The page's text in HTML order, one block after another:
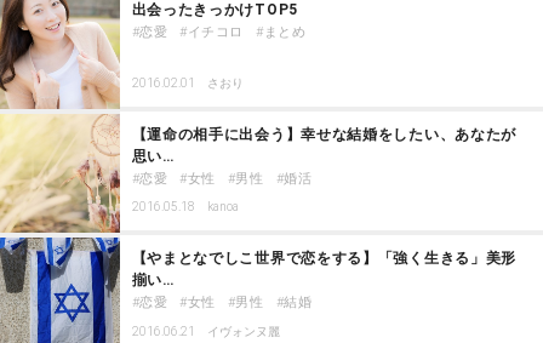
出会ったきっかけTOP5
恋愛 イチコロ まとめ
2016.02.01 さおり
【運命の相手に出会う】幸せな結婚をしたい、あなたが
思い…
恋愛 女性 男性 婚活
2016.05.18 kanoa
【やまとなでしこ世界で恋をする】「強く生きる」美形
揃い…
恋愛 女性 男性 結婚
2016.06.21 イヴォンヌ麗